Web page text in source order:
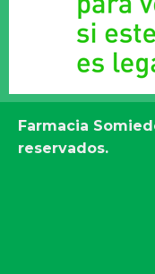
Farmacia
reservados.